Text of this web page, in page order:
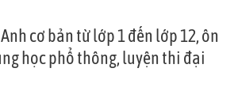
cơ bản từ lớp 1 đến lớp 12, ôn
học phổ thông, luyện thi đại